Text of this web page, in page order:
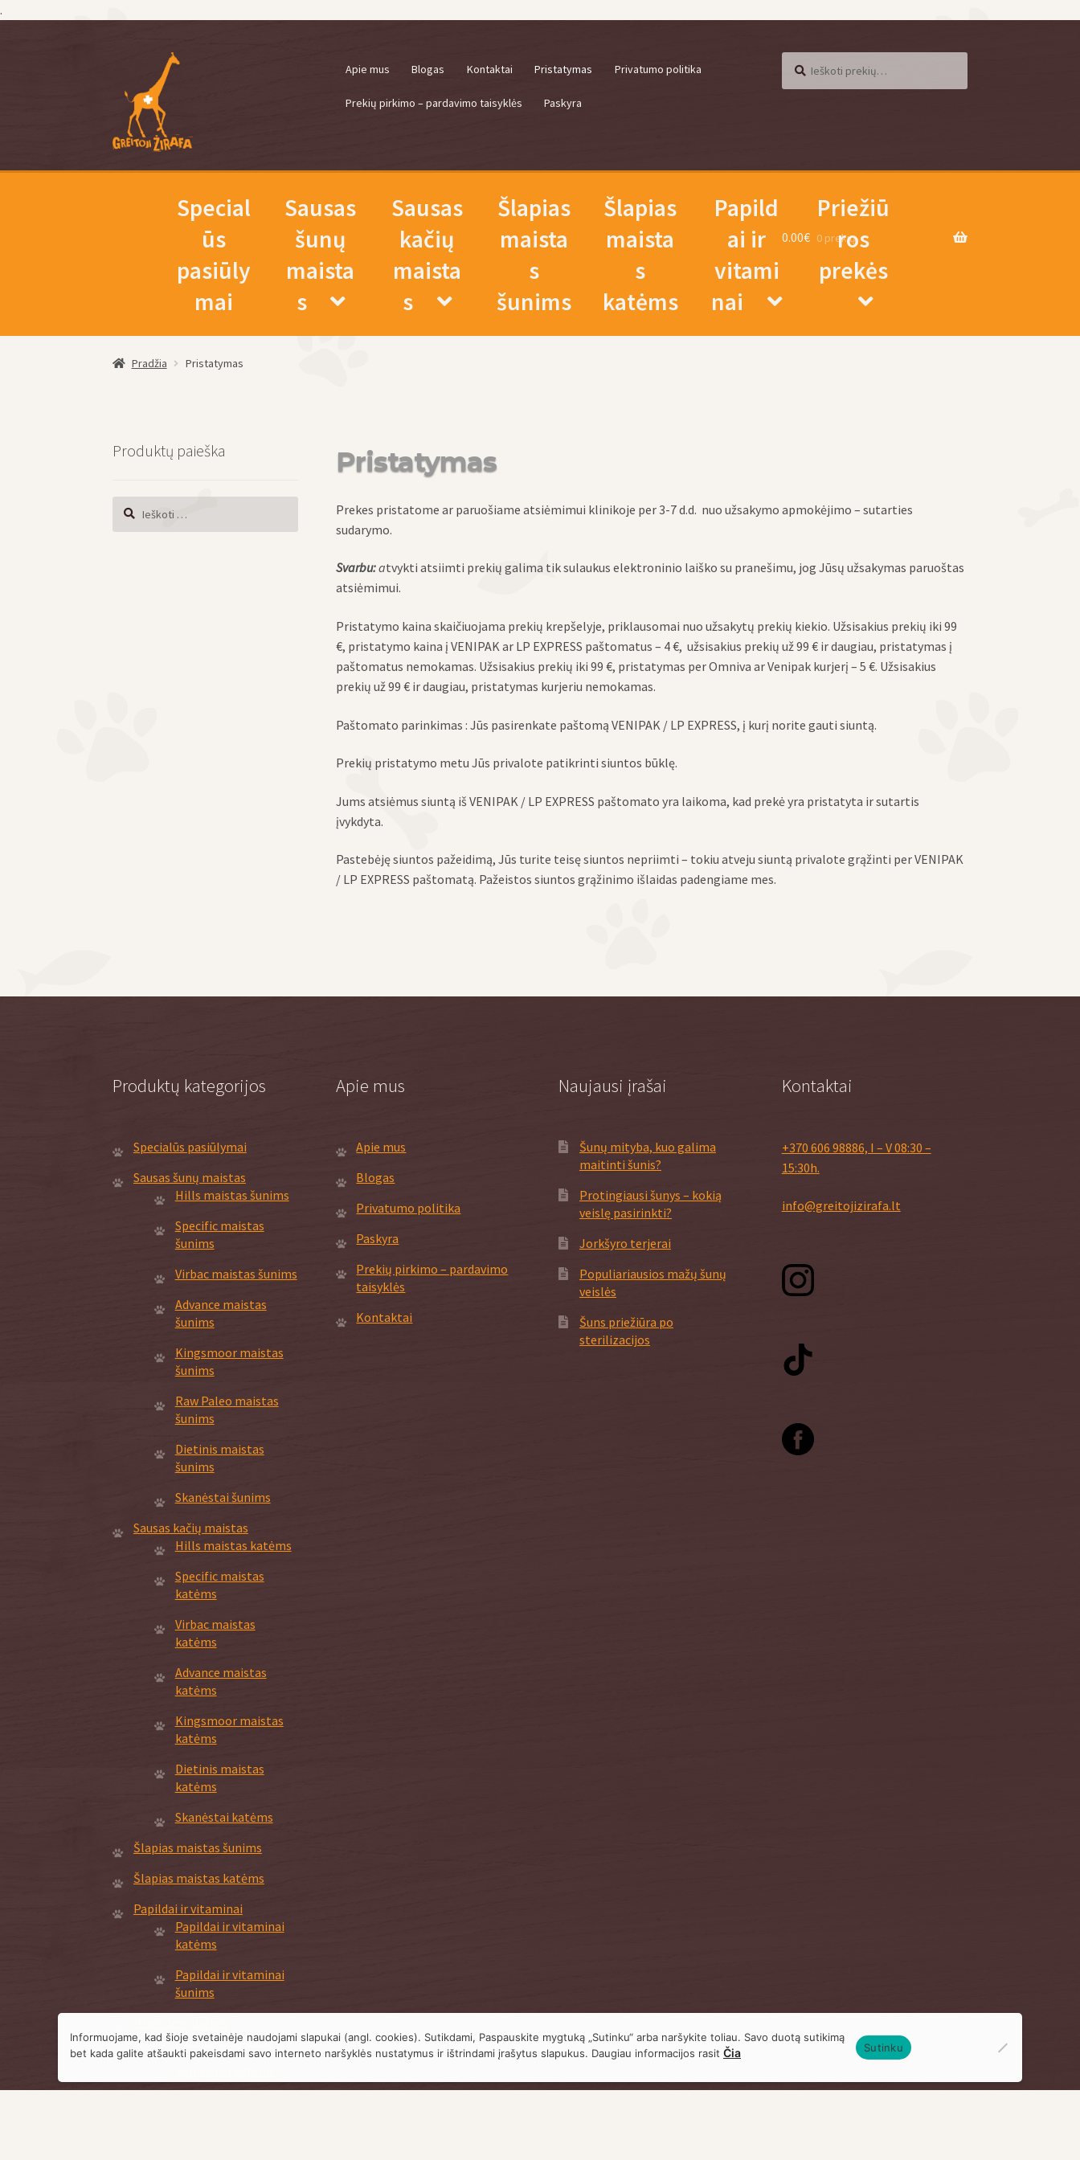
.
meniu
turinio
Apie mus Blogas Kontaktai Pristatymas Privatumo politika
Prekių pirkimo – pardavimo taisyklės Paskyra
Ieškoti
Special
ūs
pasiūly
mai
Sausas
šunų
maista
s
Sausas
kačių
maista
s
Šlapias
maista
s
šunims
Šlapias
maista
s
katėms
Papild
ai ir
vitami
nai
Priežiū
ros
prekės
0.00€ 0 prekių
Pradžia Pristatymas
Pristatymas
Prekes pristatome ar paruošiame atsiėmimui klinikoje per 3-7 d.d. nuo užsakymo apmokėjimo – sutarties
sudarymo.
Svarbu:atvykti atsiimti prekių galima tik sulaukus elektroninio laiško su pranešimu, jog Jūsų užsakymas paruoštas
atsiėmimui.
Pristatymo kaina skaičiuojama prekių krepšelyje, priklausomai nuo užsakytų prekių kiekio. Užsisakius prekių iki 99
€, pristatymo kaina į VENIPAK ar LP EXPRESS paštomatus – 4 €, užsisakius prekių už 99 € ir daugiau, pristatymas į
paštomatus nemokamas. Užsisakius prekių iki 99 €, pristatymas per Omniva ar Venipak kurjerį – 5 €. Užsisakius
prekių už 99 € ir daugiau, pristatymas kurjeriu nemokamas.
Paštomato parinkimas : Jūs pasirenkate paštomą VENIPAK / LP EXPRESS, į kurį norite gauti siuntą.
Prekių pristatymo metu Jūs privalote patikrinti siuntos būklę.
Jums atsiėmus siuntą iš VENIPAK / LP EXPRESS paštomato yra laikoma, kad prekė yra pristatyta ir sutartis
įvykdyta.
Pastebėję siuntos pažeidimą, Jūs turite teisę siuntos nepriimti – tokiu atveju siuntą privalote grąžinti per VENIPAK
/ LP EXPRESS paštomatą. Pažeistos siuntos grąžinimo išlaidas padengiame mes.
Produktų paieška
Ieškoti:
Produktų kategorijos
Specialūs pasiūlymai
Sausas šunų maistas
Hills maistas šunims
Specific maistas
šunims
Virbac maistas šunims
Advance maistas
šunims
Kingsmoor maistas
šunims
Raw Paleo maistas
šunims
Dietinis maistas
šunims
Skanėstai šunims
Sausas kačių maistas
Hills maistas katėms
Specific maistas
katėms
Virbac maistas
katėms
Advance maistas
katėms
Kingsmoor maistas
katėms
Dietinis maistas
katėms
Skanėstai katėms
Šlapias maistas šunims
Šlapias maistas katėms
Papildai ir vitaminai
Papildai ir vitaminai
katėms
Papildai ir vitaminai
šunims
Šampūnai šunims
Apie mus
Apie mus
Blogas
Privatumo politika
Paskyra
Prekių pirkimo – pardavimo
taisyklės
Kontaktai
Naujausi įrašai
Šunų mityba, kuo galima
maitinti šunis?
Protingiausi šunys – kokią
veislę pasirinkti?
Jorkšyro terjerai
Populiariausios mažų šunų
veislės
Šuns priežiūra po
sterilizacijos
Kontaktai
+370 606 98886, I – V 08:30 –
15:30h.
info@greitojizirafa.lt
Informuojame, kad šioje svetainėje naudojami slapukai (angl. cookies). Sutikdami, Paspauskite mygtuką „Sutinku“ arba naršykite toliau. Savo duotą sutikimą
bet kada galite atšaukti pakeisdami savo interneto naršyklės nustatymus ir ištrindami įrašytus slapukus. Daugiau informacijos rasit Čia Sutinku